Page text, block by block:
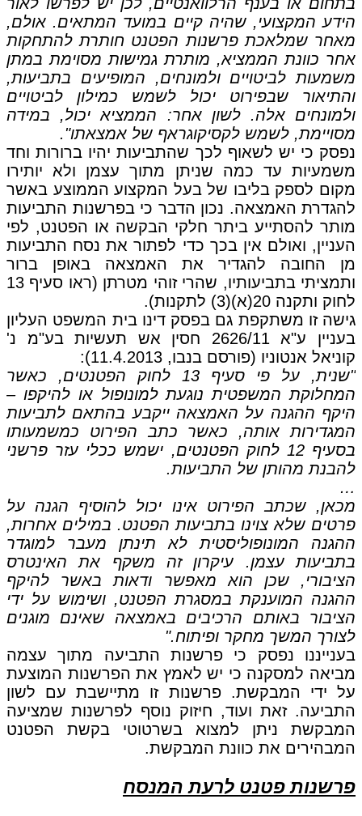
הידע המקצועי, שהיה קיים במועד המתאים. אולם,
מאחר שמלאכת פרשנות הפטנט חותרת להתחקות
אחר כוונת הממציא, מותרת גמישות מסוימת במתן
משמעות לביטויים ולמונחים, המופיעים בתביעות,
והתיאור שבפירוט יכול לשמש כמילון לביטויים
ולמונחים אלה. לשון אחר: הממציא יכול, במידה
מסויימת, לשמש לקסיקוגראף של אמצאתו".
נפסק כי יש לשאוף לכך שהתביעות יהיו ברורות וחד
משמעיות עד כמה שניתן מתוך עצמן ולא יותירו
מקום לספק בליבו של בעל המקצוע הממוצע באשר
להגדרת האמצאה. נכון הדבר כי בפרשנות התביעות
מותר להסתייע ביתר חלקי הבקשה או הפטנט, לפי
העניין, ואולם אין בכך כדי לפתור את נסח התביעות
מן החובה להגדיר את האמצאה באופן ברור
ותמציתי בתביעותיו, שהרי זוהי מטרתן (ראו סעיף 13
לחוק ותקנה 20(א)(3) לתקנות).
גישה זו משתקפת גם בפסק דינו בית המשפט העליון
בעניין ע"א 2626/11 חסין אש תעשיות בע"מ נ'
קוניאל אנטוניו (פורסם בנבו, 11.4.2013):
"שנית, על פי סעיף 13 לחוק הפטנטים, כאשר
המחלוקת המשפטית נוגעת למונופול או להיקפו –
היקף ההגנה על האמצאה ייקבע בהתאם לתביעות
המגדירות אותה, כאשר כתב הפירוט כמשמעותו
בסעיף 12 לחוק הפטנטים, ישמש ככלי עזר פרשני
להבנת מהותן של התביעות.
…
מכאן, שכתב הפירוט אינו יכול להוסיף הגנה על
פרטים שלא צוינו בתביעות הפטנט. במילים אחרות,
ההגנה המונופוליסטית לא תינתן מעבר למוגדר
בתביעות עצמן. עיקרון זה משקף את האינטרס
הציבורי, שכן הוא מאפשר ודאות באשר להיקף
ההגנה המוענקת במסגרת הפטנט, ושימוש על ידי
הציבור באותם הרכיבים באמצאה שאינם מוגנים
לצורך המשך מחקר ופיתוח."
בענייננו נפסק כי פרשנות התביעה מתוך עצמה
מביאה למסקנה כי יש לאמץ את הפרשנות המוצעת
על ידי המבקשת. פרשנות זו מתיישבת עם לשון
התביעה. זאת ועוד, חיזוק נוסף לפרשנות שמציעה
המבקשת ניתן למצוא בשרטוטי בקשת הפטנט
המבהירים את כוונת המבקשת.
פרשנות פטנט לרעת המנסח